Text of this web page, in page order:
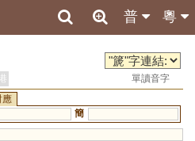
粵
普
單讀音字
應
簡